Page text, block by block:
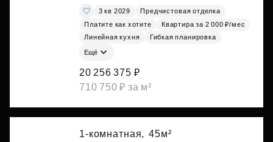
3 кв 2029
Предчистовая отделка
Платите как хотите
Квартира за 2 000 ₽/мес
Линейная кухня
Гибкая планировка
Ещё
20 256 375 ₽
710 750 ₽ за м²
1-комнатная, 45м²